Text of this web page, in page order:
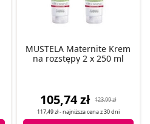
MUSTELA Maternite Krem
na rozstępy 2 x 250 ml
105,74 zł
123,99 zł
117,49 zł- najniższa cena z30 dni